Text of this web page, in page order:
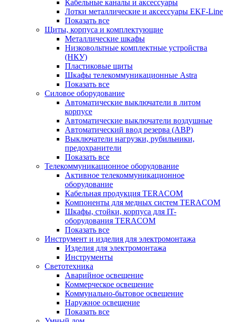
Кабельные каналы и аксессуары
Лотки металлические и аксессуары EKF-Line
Показать все
Щиты, корпуса и комплектующие
Металлические шкафы
Низковольтные комплектные устройства
(НКУ)
Пластиковые щиты
Шкафы телекоммуникационные Astra
Показать все
Силовое оборудование
Автоматические выключатели в литом
корпусе
Автоматические выключатели воздушные
Автоматический ввод резерва (АВР)
Выключатели нагрузки, рубильники,
предохранители
Показать все
Телекоммуникационное оборудование
Активное телекоммуникационное
оборудование
Кабельная продукция TERACOM
Компоненты для медных систем TERACOM
Шкафы, стойки, корпуса для IT-
оборудования TERACOM
Показать все
Инструмент и изделия для электромонтажа
Изделия для электромонтажа
Инструменты
Светотехника
Аварийное освещение
Коммерческое освещение
Коммунально-бытовое освещение
Наружное освещение
Показать все